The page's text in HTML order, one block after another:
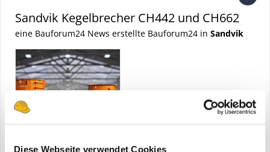
Diese Webseite verwendet Cookies
Sandvik Kegelbrecher CH442 und CH662
eine Bauforum24 News erstellte Bauforum24 in Sandvik